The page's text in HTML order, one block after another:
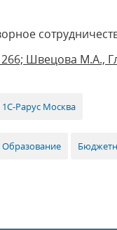
Швецова М.А.,
1С-Рарус Москва
Образование